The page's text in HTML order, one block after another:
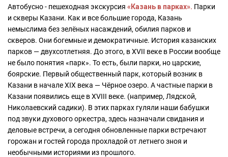
Автобусно - пешеходная экскурсия «Казань в парках». Парки
и скверы Казани. Как и все большие города, Казань
немыслима без зелёных насаждений, обилия парков и
скверов. Они богемные и демократичные. История казанских
парков — двухсотлетняя. До этого, в XVII веке в России вообще
не было понятия «парк». То есть, были парки, но царские,
боярские. Первый общественный парк, который возник в
Казани в начале XIX века — Чёрное озеро. А частные парки в
Казани появились еще в XVIII веке. (например, Лядской,
Николаевский садики). В этих парках гуляли наши бабушки
под звуки духового оркестра, здесь назначали свидания и
деловые встречи, а сегодня обновленные парки встречают
горожан и гостей города прохладой от летнего зноя и
необычными историями из прошлого.